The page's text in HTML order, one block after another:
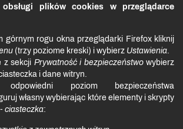
obsługi plików cookies w przeglądarce
górnym rogu okna przeglądarki Firefox kliknij
(trzy poziome kreski) i wybierz Ustawienia.
z sekcji Prywatność i bezpieczeństwowybierz
i dane witryn.
odpowiedni poziom bezpieczeństwa
własny wybierając które elementy i skrypty
ciasteczka: